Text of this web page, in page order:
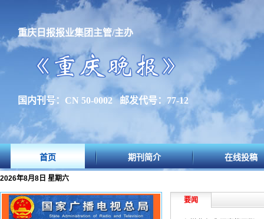
重庆日报报业集团主管/主办
国内刊号：CN 50-0002 邮发代号：77-12
首页 期刊简介 在线投稿
2026年8月8日 星期六
要闻